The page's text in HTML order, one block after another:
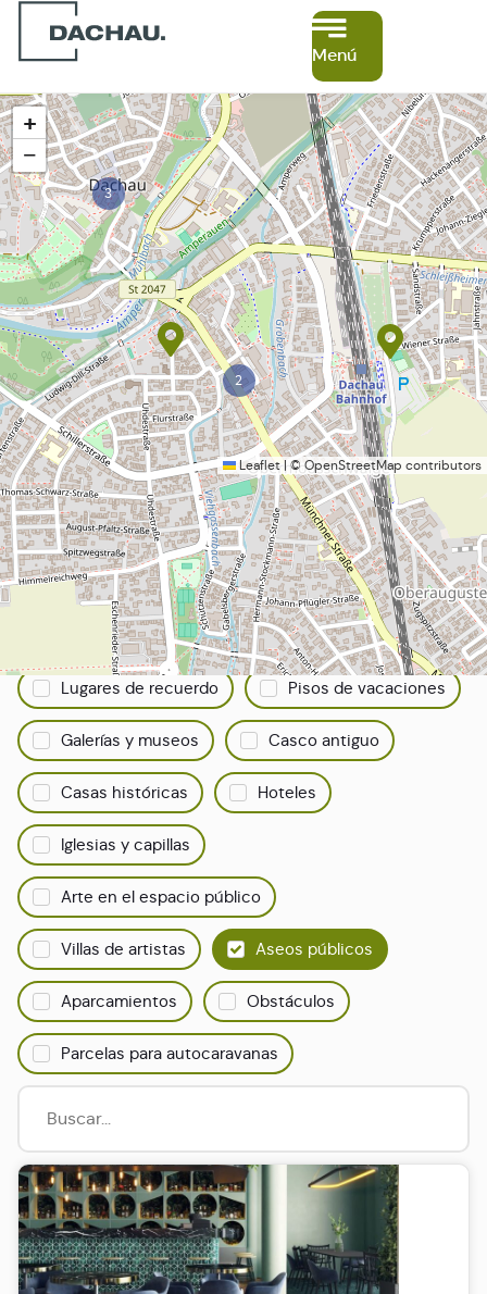
Menú
3
2
+
−
Leaflet | ©OpenStreetMap contributors
Todo sobre Dachau
Filtra tu búsqueda:
Puntos de vista
Selección de catering
Fuentes y esculturas Anfitrión de Dachau
Lugares de recuerdo Pisos de vacaciones
Galerías y museos Casco antiguo
Casas históricas Hoteles
Iglesias y capillas
Arte en el espacio público
Villas de artistas Aseos públicos
Aparcamientos Obstáculos
Parcelas para autocaravanas